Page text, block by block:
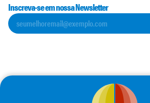
Inscreva-se em nossa Newsletter